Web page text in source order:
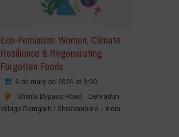
Eco-Feminism: Women, Climate
Resilience & Regenerating
Forgotten Foods
6 de març de 2026 at 9:00
Shimla Bypass Road - Dehradun
Village Ramgarh / Shishambara - India